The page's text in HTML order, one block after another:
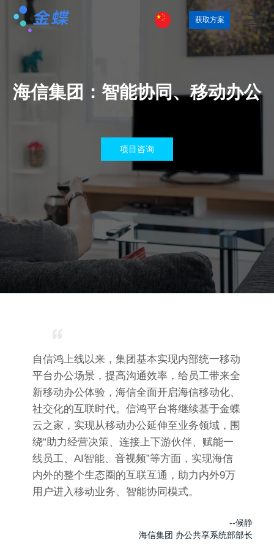
获取方案
海信集团：智能协同、移动办公
项目咨询
自信鸿上线以来，集团基本实现内部统一移动
平台办公场景，提高沟通效率，给员工带来全
新移动办公体验，海信全面开启海信移动化、
社交化的互联时代。信鸿平台将继续基于金蝶
云之家，实现从移动办公延伸至业务领域，围
绕“助力经营决策、连接上下游伙伴、赋能一
线员工、AI智能、音视频”等方面，实现海信
内外的整个生态圈的互联互通，助力内外9万
用户进入移动业务、智能协同模式。
--候静
海信集团 办公共享系统部部长